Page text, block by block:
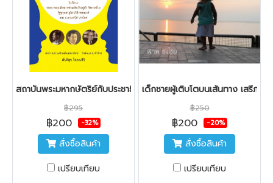
สถาบันพระมหากษัตริย์กับประชาธิปไตย
฿295
฿200 -32%
สั่งซื้อสินค้า
เปรียบเทียบ
เด็กชายผู้เติบโตบนเส้นทาง เสรีภาพ
฿250
฿200 -20%
สั่งซื้อสินค้า
เปรียบเทียบ